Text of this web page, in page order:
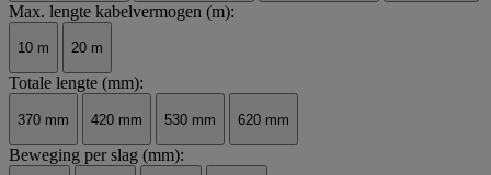
Max. lengte kabelvermogen (m):
10 m 20 m
Totale lengte (mm):
370 mm 420 mm 530 mm 620 mm
Beweging per slag (mm):